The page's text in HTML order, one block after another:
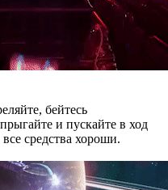
бейтесь
и пускайте в ход
средства хороши.